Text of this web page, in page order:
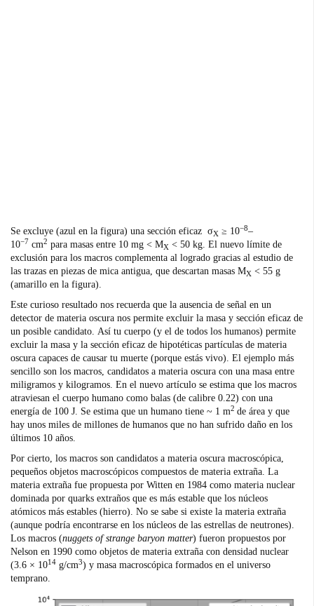
Se excluye (azul en la figura) una sección eficaz σX ≥ 10−8–
10−7 cm2 para masas entre 10 mg < MX < 50 kg. El nuevo límite de
exclusión para los macros complementa al logrado gracias al estudio de
las trazas en piezas de mica antigua, que descartan masas MX < 55 g
(amarillo en la figura).
Este curioso resultado nos recuerda que la ausencia de señal en un
detector de materia oscura nos permite excluir la masa y sección eficaz de
un posible candidato. Así tu cuerpo (y el de todos los humanos) permite
excluir la masa y la sección eficaz de hipotéticas partículas de materia
oscura capaces de causar tu muerte (porque estás vivo). El ejemplo más
sencillo son los macros, candidatos a materia oscura con una masa entre
miligramos y kilogramos. En el nuevo artículo se estima que los macros
atraviesan el cuerpo humano como balas (de calibre 0.22) con una
energía de 100 J. Se estima que un humano tiene ~ 1 m2 de área y que
hay unos miles de millones de humanos que no han sufrido daño en los
últimos 10 años.
Por cierto, los macros son candidatos a materia oscura macroscópica,
pequeños objetos macroscópicos compuestos de materia extraña. La
materia extraña fue propuesta por Witten en 1984 como materia nuclear
dominada por quarks extraños que es más estable que los núcleos
atómicos más estables (hierro). No se sabe si existe la materia extraña
(aunque podría encontrarse en los núcleos de las estrellas de neutrones).
Los macros (nuggets of strange baryon matter) fueron propuestos por
Nelson en 1990 como objetos de materia extraña con densidad nuclear
(3.6 × 1014 g/cm3) y masa macroscópica formados en el universo
temprano.